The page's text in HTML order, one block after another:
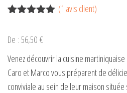
basé sur
client
(1 avis client)
De : 56,50 €
Venez découvrir la cuisine martiniquaise
Caro et Marco vous préparent de
conviviale au sein de leur maison